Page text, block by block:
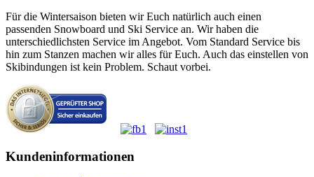
Für die Wintersaison bieten wir Euch natürlich auch einen
passenden Snowboard und Ski Service an. Wir haben die
unterschiedlichsten Service im Angebot. Vom Standard Service bis
hin zum Stanzen machen wir alles für Euch. Auch das einstellen von
Skibindungen ist kein Problem. Schaut vorbei.
Kundeninformationen